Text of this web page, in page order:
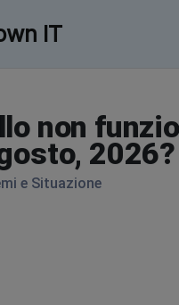
IT
non
2026?
e Situazione